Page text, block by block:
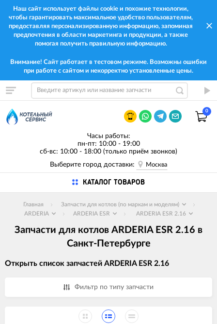
Наш сайт использует файлы cookie и похожие технологии,
чтобы гарантировать максимальное удобство пользователям,
предоставляя персонализированную информацию, запоминая
предпочтения в области маркетинга и продукции, а также
помогая получить правильную информацию.
Внимание! Сайт работает в тестовом режиме. Возможны ошибки
при работе с сайтом и некорректно установленные цены.
0
Часы работы:
пн-пт: 10:00 - 19:00
сб-вс: 10:00 - 18:00 (только приём звонков)
Выберите город доставки:
Москва
КАТАЛОГ ТОВАРОВ
Главная
Запчасти для котлов (по маркам и моделям)
ARDERIA
ARDERIA ESR ARDERIA ESR 2.16
Запчасти для котлов ARDERIA ESR 2.16 в
Санкт-Петербурге
Открыть список запчастей ARDERIA ESR 2.16
Фильтр по типу запчасти